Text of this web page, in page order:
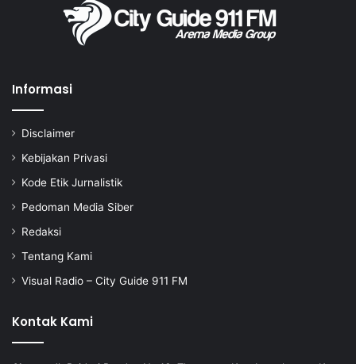
Informasi
Disclaimer
Kebijakan Privasi
Kode Etik Jurnalistik
Pedoman Media Siber
Redaksi
Tentang Kami
Visual Radio – City Guide 911 FM
Kontak Kami